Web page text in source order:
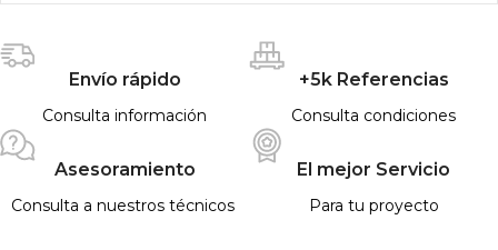
Envío rápido
Consulta información
+5k Referencias
Consulta condiciones
Asesoramiento
Consulta a nuestros técnicos
El mejor Servicio
Para tu proyecto